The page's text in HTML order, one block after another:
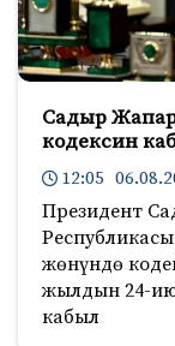
Садыр
кодексин
12:05
Президент
жөнүндө
жылдын 24-
кабыл